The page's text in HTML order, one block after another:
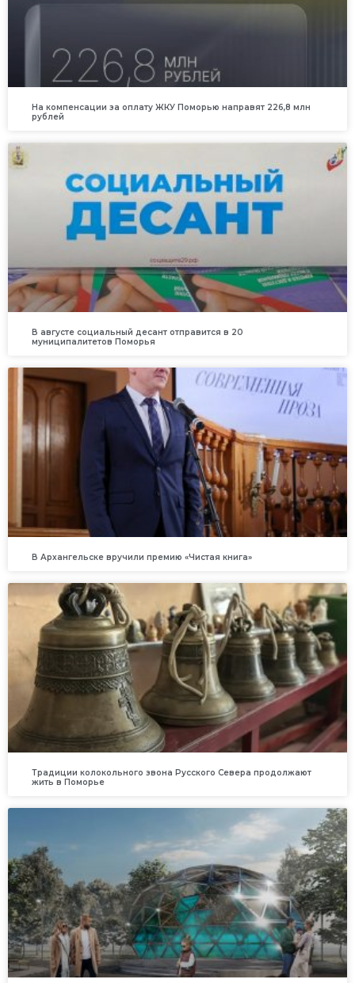
На компенсации за оплату ЖКУ Поморью направят 226,8 млн
рублей
В августе социальный десант отправится в 20
муниципалитетов Поморья
В Архангельске вручили премию «Чистая книга»
Традиции колокольного звона Русского Севера продолжают
жить в Поморье